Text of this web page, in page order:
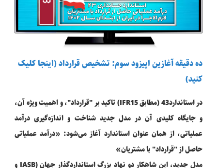
ده دقیقه آغازین اپیزود سوم: تشخیص قرارداد (اینجا کلیک
کنید)
در استاندارد43 (مطابق IFR15) تاکید بر "قرارداد"، و اهمیت ویژه آن،
و جایگاه کلیدی آن در مدل جدید شناخت و اندازه‌گیری درآمد
عملیاتی، از همان عنوان استاندارد آغاز می‌شود: «درآمد عملیاتی
حاصل از "قرارداد" با مشتریان»